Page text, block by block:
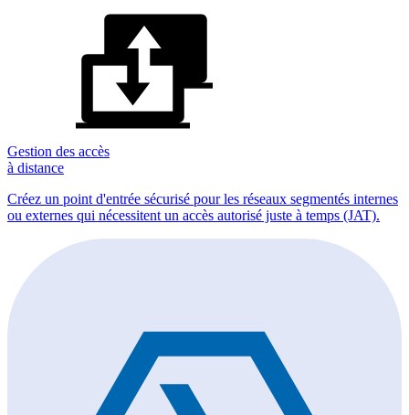
Gestion des accès
à distance
Créez un point d'entrée sécurisé pour les réseaux segmentés internes
ou externes qui nécessitent un accès autorisé juste à temps (JAT).